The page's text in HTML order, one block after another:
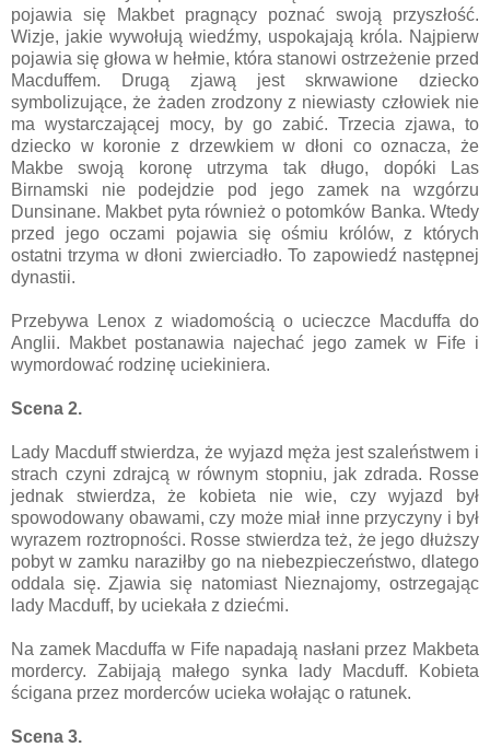
pojawia się Makbet pragnący poznać swoją przyszłość.
Wizje, jakie wywołują wiedźmy, uspokajają króla. Najpierw
pojawia się głowa w hełmie, która stanowi ostrzeżenie przed
Macduffem. Drugą zjawą jest skrwawione dziecko
symbolizujące, że żaden zrodzony z niewiasty człowiek nie
ma wystarczającej mocy, by go zabić. Trzecia zjawa, to
dziecko w koronie z drzewkiem w dłoni co oznacza, że
Makbe swoją koronę utrzyma tak długo, dopóki Las
Birnamski nie podejdzie pod jego zamek na wzgórzu
Dunsinane. Makbet pyta również o potomków Banka. Wtedy
przed jego oczami pojawia się ośmiu królów, z których
ostatni trzyma w dłoni zwierciadło. To zapowiedź następnej
dynastii.
Przebywa Lenox z wiadomością o ucieczce Macduffa do
Anglii. Makbet postanawia najechać jego zamek w Fife i
wymordować rodzinę uciekiniera.
Scena 2.
Lady Macduff stwierdza, że wyjazd męża jest szaleństwem i
strach czyni zdrajcą w równym stopniu, jak zdrada. Rosse
jednak stwierdza, że kobieta nie wie, czy wyjazd był
spowodowany obawami, czy może miał inne przyczyny i był
wyrazem roztropności. Rosse stwierdza też, że jego dłuższy
pobyt w zamku naraziłby go na niebezpieczeństwo, dlatego
oddala się. Zjawia się natomiast Nieznajomy, ostrzegając
lady Macduff, by uciekała z dziećmi.
Na zamek Macduffa w Fife napadają nasłani przez Makbeta
mordercy. Zabijają małego synka lady Macduff. Kobieta
ścigana przez morderców ucieka wołając o ratunek.
Scena 3.